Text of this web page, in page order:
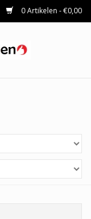
0 Artikelen - €0,00